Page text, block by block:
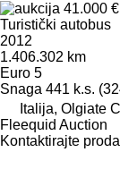
41.000 €
Turistički autobus
2012
1.406.302 km
Euro 5
Snaga 441 k.s.
Italija, Olgiate
Fleequid Auction
Kontaktirajte